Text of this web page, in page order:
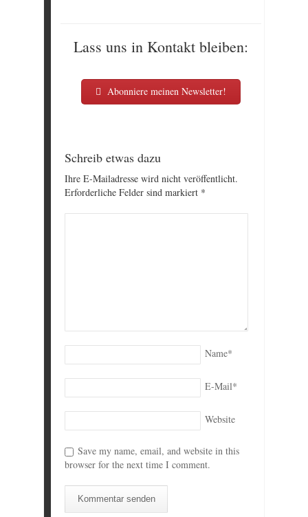
Lass uns in Kontakt bleiben:
Abonniere meinen Newsletter!
Schreib etwas dazu
Ihre E-Mailadresse wird nicht veröffentlicht.
Erforderliche Felder sind markiert *
Name*
E-Mail*
Website
Save my name, email, and website in this
browser for the next time I comment.